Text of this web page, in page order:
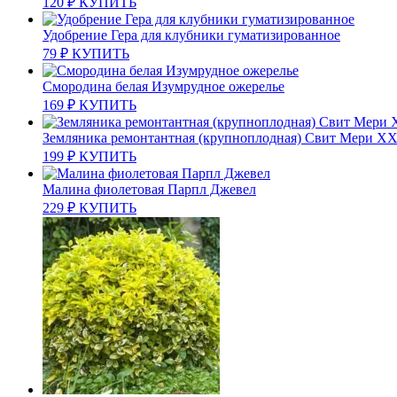
Удобрение Гера для клубники гуматизированное
79 ₽ КУПИТЬ
Смородина белая Изумрудное ожерелье
169 ₽ КУПИТЬ
Земляника ремонтантная (крупноплодная) Свит Мери
199 ₽ КУПИТЬ
Малина фиолетовая Парпл Джевел
229 ₽ КУПИТЬ